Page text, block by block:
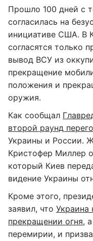
Прошло 100 дней с
согласилась на
инициативе США. В
согласятся только
вывод ВСУ из
прекращение
положения и
оружия.
Как сообщал
второй раунд
Украины и России.
Кристофер Миллер
который Киев
видение Украины
Кроме этого,
заявил, что Украина
прекращении огня,
перемирии, и